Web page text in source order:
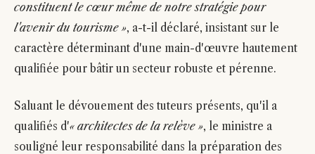
constituent le cœur même de notre stratégie pour
l'avenir du tourisme », a-t-il déclaré, insistant sur le
caractère déterminant d'une main-d'œuvre hautement
qualifiée pour bâtir un secteur robuste et pérenne.
Saluant le dévouement des tuteurs présents, qu'il a
qualifiés d'« architectes de la relève », le ministre a
souligné leur responsabilité dans la préparation des